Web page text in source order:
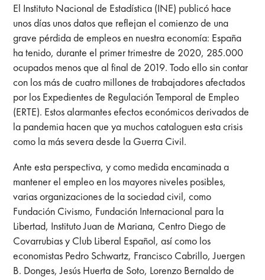
El Instituto Nacional de Estadística (INE) publicó hace
unos días unos datos que reflejan el comienzo de una
grave pérdida de empleos en nuestra economía: España
ha tenido, durante el primer trimestre de 2020, 285.000
ocupados menos que al final de 2019. Todo ello sin contar
con los más de cuatro millones de trabajadores afectados
por los Expedientes de Regulación Temporal de Empleo
(ERTE). Estos alarmantes efectos económicos derivados de
la pandemia hacen que ya muchos cataloguen esta crisis
como la más severa desde la Guerra Civil.
Ante esta perspectiva, y como medida encaminada a
mantener el empleo en los mayores niveles posibles,
varias organizaciones de la sociedad civil, como
Fundación Civismo, Fundación Internacional para la
Libertad, Instituto Juan de Mariana, Centro Diego de
Covarrubias y Club Liberal Español, así como los
economistas Pedro Schwartz, Francisco Cabrillo, Juergen
B. Donges, Jesús Huerta de Soto, Lorenzo Bernaldo de